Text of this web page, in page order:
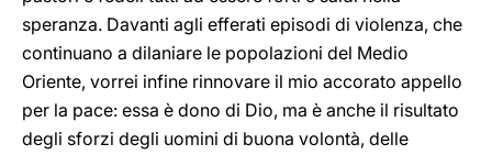
speranza. Davanti agli efferati episodi di violenza, che
continuano a dilaniare le popolazioni del Medio
Oriente, vorrei infine rinnovare il mio accorato appello
per la pace: essa è dono di Dio, ma è anche il risultato
degli sforzi degli uomini di buona volontà, delle